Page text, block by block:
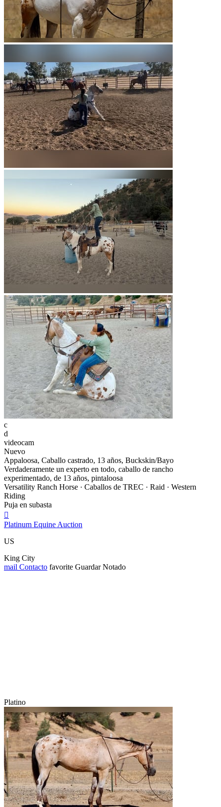
c
d
videocam
Nuevo
Appaloosa, Caballo castrado, 13 años, Buckskin/Bayo
Verdaderamente un experto en todo, caballo de rancho
experimentado, de 13 años, pintaloosa
Versatility Ranch Horse · Caballos de TREC · Raid · Western
Riding
Puja en subasta

Platinum Equine Auction
US
King City
mail Contacto favorite Guardar Notado
Platino